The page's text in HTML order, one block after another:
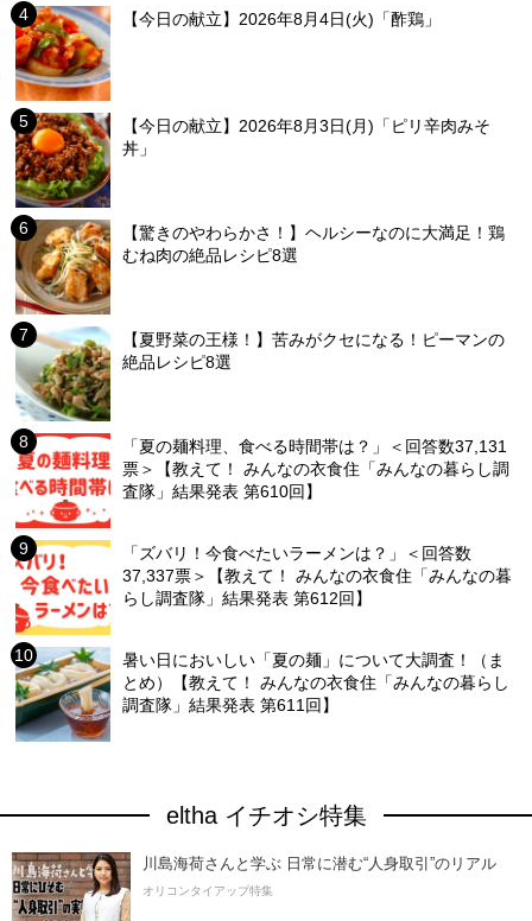
【今日の献立】2026年8月4日(火)「酢鶏」
【今日の献立】2026年8月3日(月)「ピリ辛肉みそ
丼」
【驚きのやわらかさ！】ヘルシーなのに大満足！鶏
むね肉の絶品レシピ8選
【夏野菜の王様！】苦みがクセになる！ピーマンの
絶品レシピ8選
「夏の麺料理、食べる時間帯は？」＜回答数37,131
票＞【教えて！ みんなの衣食住「みんなの暮らし調
査隊」結果発表 第610回】
「ズバリ！今食べたいラーメンは？」＜回答数
37,337票＞【教えて！ みんなの衣食住「みんなの暮
らし調査隊」結果発表 第612回】
暑い日においしい「夏の麺」について大調査！（ま
とめ）【教えて！ みんなの衣食住「みんなの暮らし
調査隊」結果発表 第611回】
eltha イチオシ特集
川島海荷さんと学ぶ 日常に潜む“人身取引”のリアル
オリコンタイアップ特集